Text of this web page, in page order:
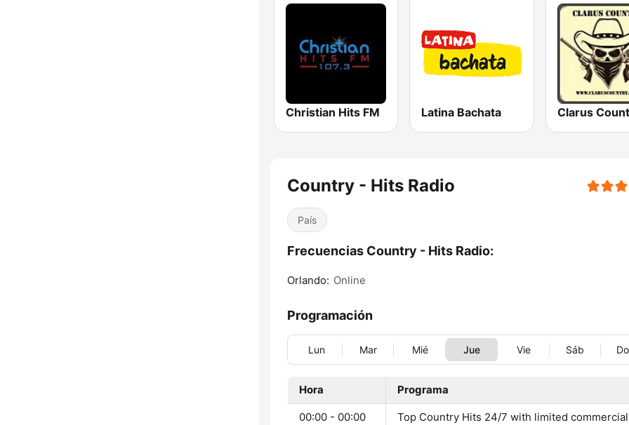
Christian Hits FM Latina Bachata Clarus
Country - Hits Radio
País
Frecuencias Country - Hits Radio:
Orlando: Online
Programación
Lun Mar Mié Jue Vie Sáb
Hora Programa
00:00 - 00:00
Top Country Hits 24/7 with limited commercial